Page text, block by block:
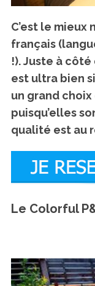
C’est le mieux
français
!). Juste à
est ultra bien
un grand
puisqu’elles
qualité est au
Le Colorful